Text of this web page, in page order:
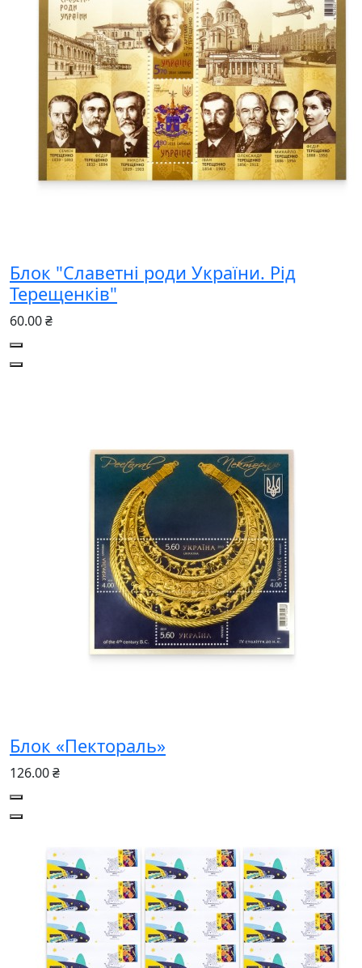
Блок "Славетні роди України. Рід
Терещенків"
60.00 ₴
Блок «Пектораль»
126.00 ₴